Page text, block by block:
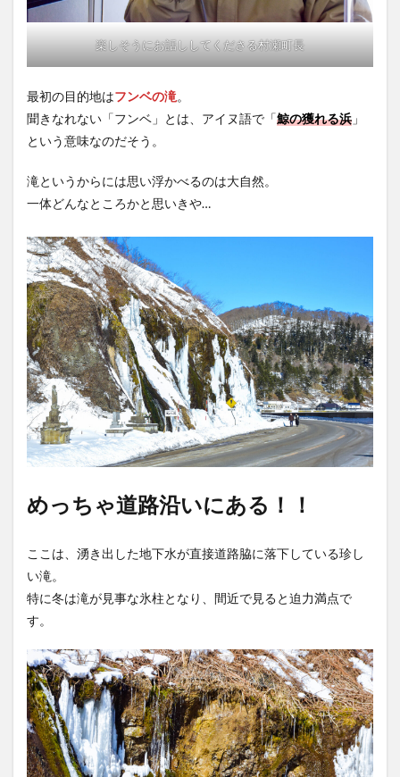
楽しそうにお話ししてくださる村瀬町長
最初の目的地はフンベの滝。
聞きなれない「フンベ」とは、アイヌ語で「鯨の獲れる浜 」
という意味なのだそう。
滝というからには思い浮かべるのは大自然。
一体どんなところかと思いきや…
めっちゃ道路沿いにある！！
ここは、湧き出した地下水が直接道路脇に落下している珍し
い滝。
特に冬は滝が見事な氷柱となり、間近で見ると迫力満点で
す。